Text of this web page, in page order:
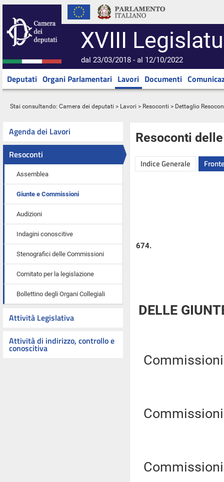
XVIII
dal 23/03/2018 - al 12/10/2022
Deputati Organi Parlamentari Lavori Documenti
Stai consultando: Camera dei deputati > Lavori > Resoconti > Dettaglio
Agenda dei Lavori
Resoconti
Assemblea
Giunte e Commissioni
Audizioni
Indagini conoscitive
Stenografici delle Commissioni
Comitato per la legislazione
Bollettino degli Organi Collegiali
Attività Legislativa
Attività di indirizzo, controllo e
conoscitiva
Resoconti
Indice Generale
674.
DELLE